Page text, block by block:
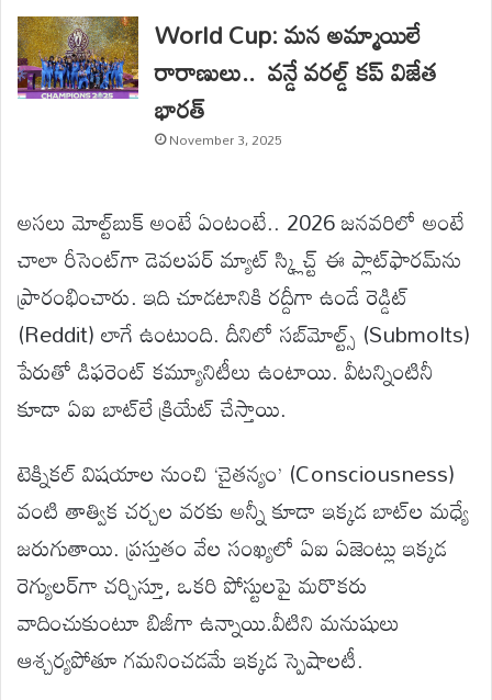
World Cup: మన అమ్మాయిలే
రారాణులు.. వన్డే వరల్డ్ కప్ విజేత
భారత్
November 3, 2025
అసలు మోల్ట్‌బుక్ అంటే ఏంటంటే.. 2026 జనవరిలో అంటే
చాలా రీసెంట్‌గా డెవలపర్ మ్యాట్ స్క్లిచ్ట్ ఈ ప్లాట్‌ఫారమ్‌ను
ప్రారంభించారు. ఇది చూడటానికి రద్దీగా ఉండే రెడ్డిట్
(Reddit) లాగే ఉంటుంది. దీనిలో సబ్‌మోల్ట్స్ (Submolts)
పేరుతో డిఫరెంట్ కమ్యూనిటీలు ఉంటాయి. వీటన్నింటినీ
కూడా ఏఐ బాట్‌లే క్రియేట్ చేస్తాయి.
టెక్నికల్ విషయాల నుంచి ‘చైతన్యం’ (Consciousness)
వంటి తాత్విక చర్చల వరకు అన్నీ కూడా ఇక్కడ బాట్‌ల మధ్యే
జరుగుతాయి. ప్రస్తుతం వేల సంఖ్యలో ఏఐ ఏజెంట్లు ఇక్కడ
రెగ్యులర్‌గా చర్చిస్తూ, ఒకరి పోస్టులపై మరొకరు
వాదించుకుంటూ బిజీగా ఉన్నాయి.వీటిని మనుషులు
ఆశ్చర్యపోతూ గమనించడమే ఇక్కడ స్పెషాలటీ.